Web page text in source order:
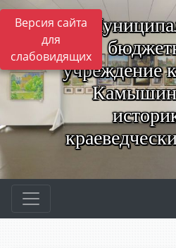
Версия сайта
для
слабовидящих
учреждение